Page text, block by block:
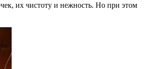
их чистоту и нежность. Но при этом